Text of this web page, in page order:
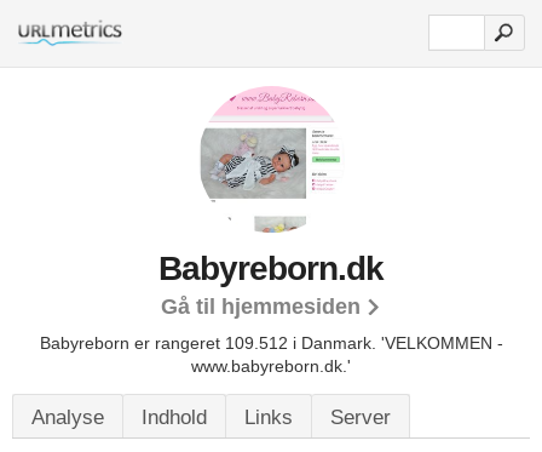
Babyreborn.dk
Gå til hjemmesiden
Babyreborn er rangeret 109.512 i Danmark. 'VELKOMMEN -
www.babyreborn.dk.'
Analyse Indhold Links Server